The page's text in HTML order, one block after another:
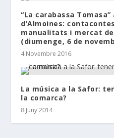
“La carabassa
d’Almoines:
manualitats i mercat
(diumenge, 6 de
4 Novembre 2016
La música a la Safor:
la comarca?
8 Juny 2014